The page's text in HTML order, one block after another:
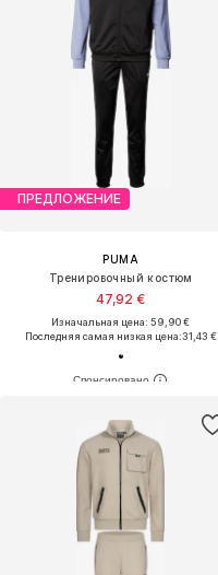
ПРЕДЛОЖЕНИЕ
PUMA
Тренировочный костюм
47,92 €
Изначальная цена: 59,90 €
Последняя самая низкая цена:31,43 €